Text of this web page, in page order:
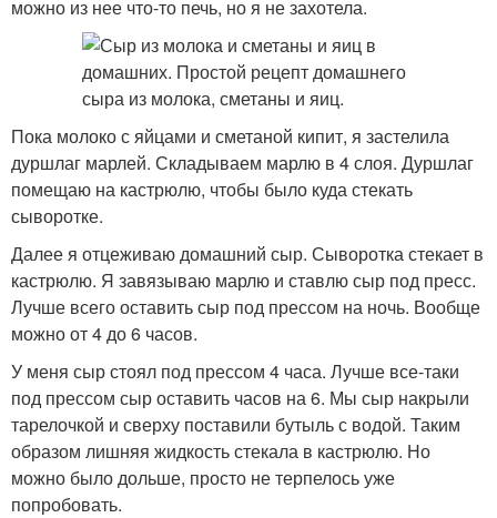
можно из нее что-то печь, но я не захотела.
Пока молоко с яйцами и сметаной кипит, я застелила
дуршлаг марлей. Складываем марлю в 4 слоя. Дуршлаг
помещаю на кастрюлю, чтобы было куда стекать
сыворотке.
Далее я отцеживаю домашний сыр. Сыворотка стекает в
кастрюлю. Я завязываю марлю и ставлю сыр под пресс.
Лучше всего оставить сыр под прессом на ночь. Вообще
можно от 4 до 6 часов.
У меня сыр стоял под прессом 4 часа. Лучше все-таки
под прессом сыр оставить часов на 6. Мы сыр накрыли
тарелочкой и сверху поставили бутыль с водой. Таким
образом лишняя жидкость стекала в кастрюлю. Но
можно было дольше, просто не терпелось уже
попробовать.